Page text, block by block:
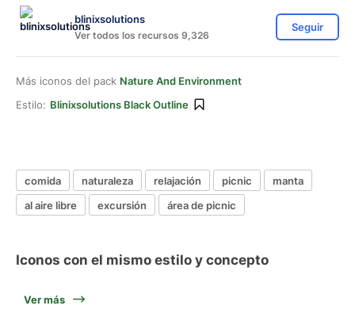
blinixsolutions
Ver todos los recursos 9,326
Seguir
Más iconos del pack Nature And Environment
Estilo: Blinixsolutions Black Outline
comida naturaleza relajación picnic
manta
al aire libre
excursión área de picnic
Iconos con el mismo estilo y concepto
Ver más